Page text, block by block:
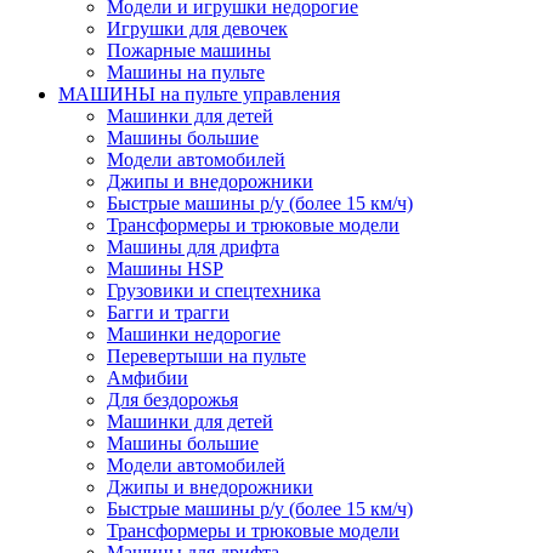
Модели и игрушки недорогие
Игрушки для девочек
Пожарные машины
Машины на пульте
МАШИНЫ на пульте управления
Машинки для детей
Машины большие
Модели автомобилей
Джипы и внедорожники
Быстрые машины р/у (более 15 км/ч)
Трансформеры и трюковые модели
Машины для дрифта
Машины HSP
Грузовики и спецтехника
Багги и трагги
Машинки недорогие
Перевертыши на пульте
Амфибии
Для бездорожья
Машинки для детей
Машины большие
Модели автомобилей
Джипы и внедорожники
Быстрые машины р/у (более 15 км/ч)
Трансформеры и трюковые модели